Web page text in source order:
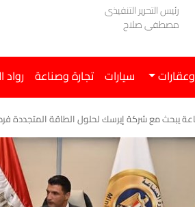
رئيس التحرير التنفيذى
مصطفى صلاح
سيارات تجارة وصناعة رواد
يبحث مع شركة إيرسك لحلول الطاقة المتجددة